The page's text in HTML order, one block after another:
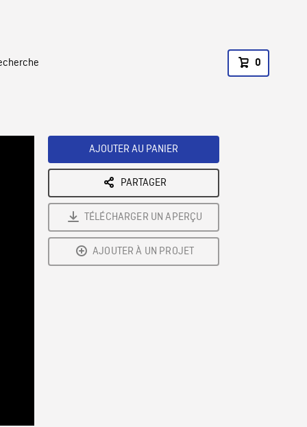
0
AJOUTER AU PANIER
PARTAGER
TÉLÉCHARGER UN APERÇU
AJOUTER À UN PROJET